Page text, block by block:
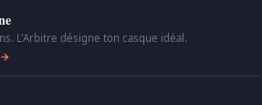
L'Arbitre désigne ton casque idéal.
→